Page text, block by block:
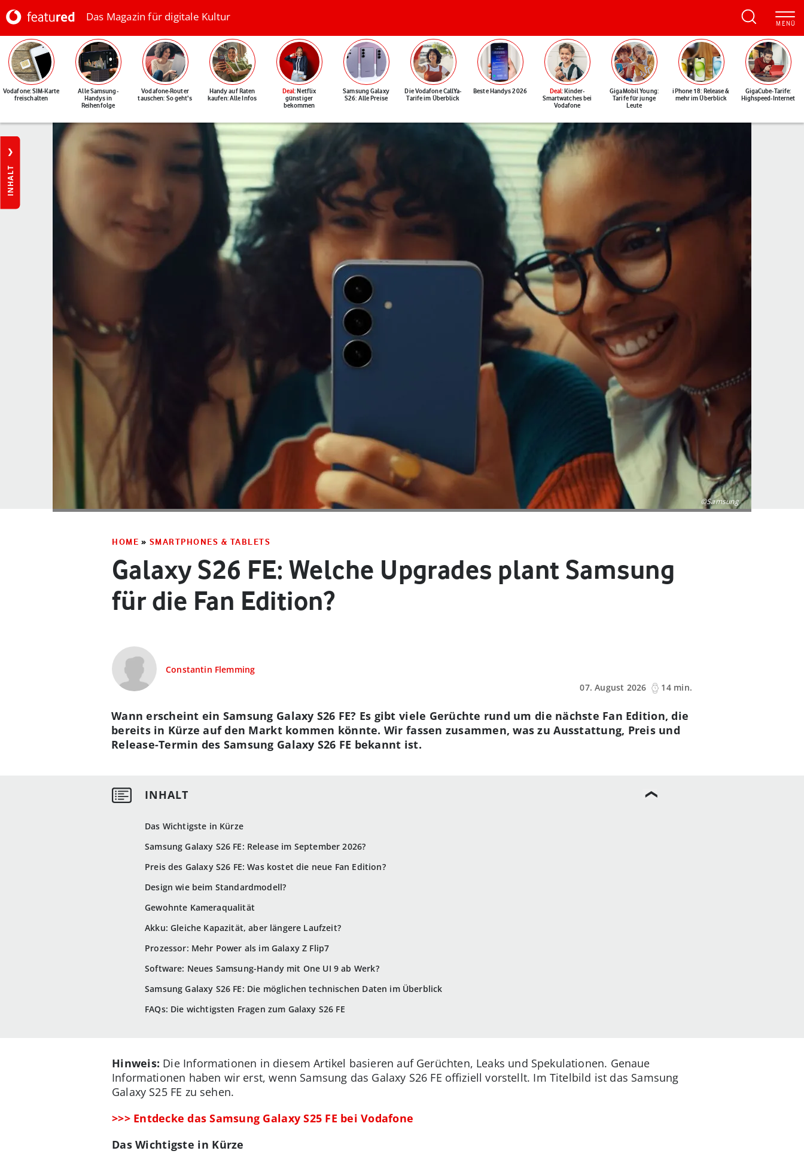
Das Magazin für digitale Kultur
Vodafone: SIM-Karte
freischalten
Alle Samsung-
Handys in
Reihenfolge
Vodafone-Router
tauschen: So geht's
Handy auf Raten
kaufen: Alle Infos
Deal: Netflix
günstiger
bekommen
Samsung Galaxy
S26: Alle Preise
Die Vodafone CallYa-
Tarife im Überblick
Beste Handys 2026 Deal: Kinder-
Smartwatches bei
Vodafone
GigaMobil Young:
Tarife für junge
Leute
iPhone 18: Release &
mehr im Überblick
GigaCube-Tarife:
Highspeed-Internet
INHALT
©Samsung
HOME » SMARTPHONES & TABLETS
Galaxy S26 FE: Welche Upgrades plant Samsung
für die Fan Edition?
Constantin Flemming
07. August 2026
14 min.
Das Wichtigste in Kürze
Samsung Galaxy S26 FE: Release im September 2026?
Preis des Galaxy S26 FE: Was kostet die neue Fan Edition?
Design wie beim Standardmodell?
Gewohnte Kameraqualität
Akku: Gleiche Kapazität, aber längere Laufzeit?
Prozessor: Mehr Power als im Galaxy Z Flip7
Software: Neues Samsung-Handy mit One UI 9 ab Werk?
Samsung Galaxy S26 FE: Die möglichen technischen Daten im Überblick
FAQs: Die wichtigsten Fragen zum Galaxy S26 FE
Wann erscheint ein Samsung Galaxy S26 FE? Es gibt viele Gerüchte rund um die nächste Fan Edition, die
bereits in Kürze auf den Markt kommen könnte. Wir fassen zusammen, was zu Ausstattung, Preis und
Release-Termin des Samsung Galaxy S26 FE bekannt ist.
Hinweis: Die Informationen in diesem Artikel basieren auf Gerüchten, Leaks und Spekulationen. Genaue
Informationen haben wir erst, wenn Samsung das Galaxy S26 FE offiziell vorstellt. Im Titelbild ist das Samsung
Galaxy S25 FE zu sehen.
>>> Entdecke das Samsung Galaxy S25 FE bei Vodafone
Das Wichtigste in Kürze